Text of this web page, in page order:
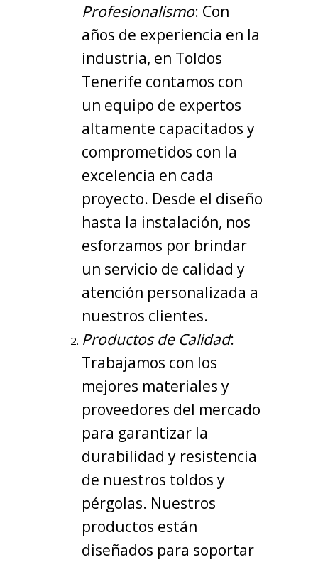
Profesionalismo: Con
años de experiencia en la
industria, en Toldos
Tenerife contamos con
un equipo de expertos
altamente capacitados y
comprometidos con la
excelencia en cada
proyecto. Desde el diseño
hasta la instalación, nos
esforzamos por brindar
un servicio de calidad y
atención personalizada a
nuestros clientes.
Productos de Calidad:
Trabajamos con los
mejores materiales y
proveedores del mercado
para garantizar la
durabilidad y resistencia
de nuestros toldos y
pérgolas. Nuestros
productos están
diseñados para soportar